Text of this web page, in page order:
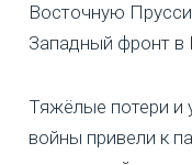
Восточную
Западный фронт в
Тяжёлые потери и
войны привели к